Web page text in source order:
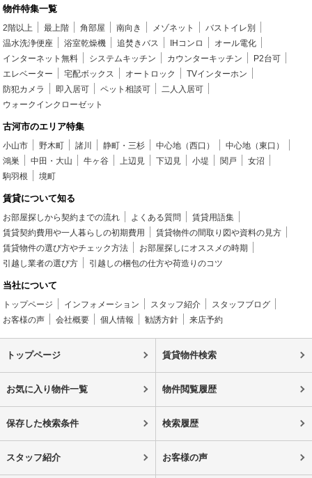
物件特集一覧
2階以上 最上階 角部屋 南向き メゾネット
バストイレ別
温水洗浄便座
浴室乾燥機 追焚きバス IHコンロ
オール電化
インターネット無料
システムキッチン カウンターキッチン
P2台可
エレベーター
宅配ボックス オートロック
TVインターホン
防犯カメラ
即入居可 ペット相談可
二人入居可
ウォークインクローゼット
古河市のエリア特集
小山市 野木町 諸川 静町・三杉 中心地（西口）
中心地（東口）
鴻巣
中田・大山 牛ヶ谷 上辺見 下辺見 小堤 関戸
女沼
駒羽根
境町
賃貸について知る
お部屋探しから契約までの流れ よくある質問
賃貸用語集
賃貸契約費用や一人暮らしの初期費用
賃貸物件の間取り図や資料の見方
賃貸物件の選び方やチェック方法
お部屋探しにオススメの時期
引越し業者の選び方
引越しの梱包の仕方や荷造りのコツ
当社について
トップページ インフォメーション スタッフ紹介
スタッフブログ
お客様の声
会社概要 個人情報 勧誘方針 来店予約
トップページ 賃貸物件検索
お気に入り物件一覧 物件閲覧履歴
保存した検索条件 検索履歴
スタッフ紹介 お客様の声